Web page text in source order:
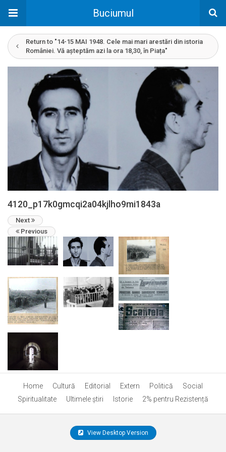
Buciumul
Return to "14-15 MAI 1948. Cele mai mari arestări din istoria
României. Vă așteptăm azi la ora 18,30, în Piața"
4120_p17k0gmcqi2a04kjlho9mi1843a
Next
Previous
Home Cultură Editorial Extern Politică
Social
Spiritualitate
Ultimele ştiri Istorie 2% pentru Rezistență
View Desktop Version